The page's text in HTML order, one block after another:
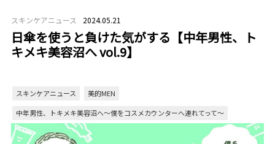
スキンケアニュース 2024.05.21
日傘を使うと負けた気がする【中年男性、ト
キメキ美容沼へ vol.9】
スキンケアニュース
美的MEN
中年男性、トキメキ美容沼へ〜僕をコスメカウンターへ連れてって～